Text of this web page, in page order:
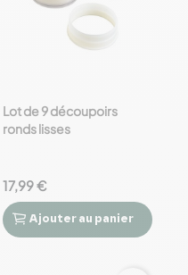
Lot de 9 découpoirs
ronds lisses
17,99 €
 
Ajouter au panier